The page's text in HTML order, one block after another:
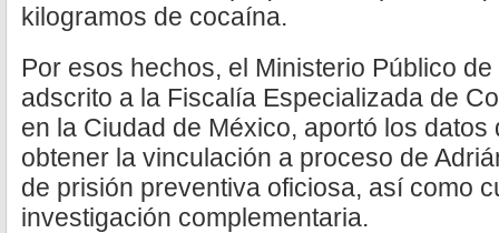
kilogramos de cocaína.
Por esos hechos, el Ministerio Público
adscrito a la Fiscalía Especializada de
en la Ciudad de México, aportó los
obtener la vinculación a proceso de
de prisión preventiva oficiosa, así como
investigación complementaria.